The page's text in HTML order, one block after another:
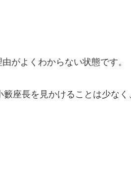
がよくわからない状態です。
座長を見かけることは少な